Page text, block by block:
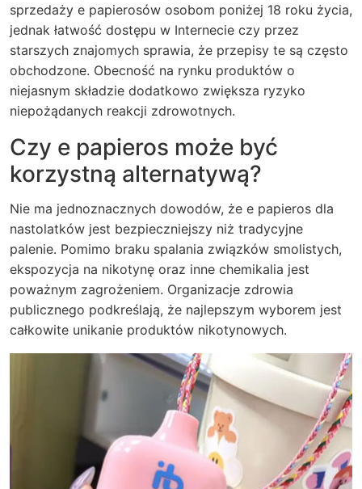
sprzedaży e papierosów osobom poniżej 18 roku życia,
jednak łatwość dostępu w Internecie czy przez
starszych znajomych sprawia, że przepisy te są często
obchodzone. Obecność na rynku produktów o
niejasnym składzie dodatkowo zwiększa ryzyko
niepożądanych reakcji zdrowotnych.
Czy e papieros może być
korzystną alternatywą?
Nie ma jednoznacznych dowodów, że e papieros dla
nastolatków jest bezpieczniejszy niż tradycyjne
palenie. Pomimo braku spalania związków smolistych,
ekspozycja na nikotynę oraz inne chemikalia jest
poważnym zagrożeniem. Organizacje zdrowia
publicznego podkreślają, że najlepszym wyborem jest
całkowite unikanie produktów nikotynowych.